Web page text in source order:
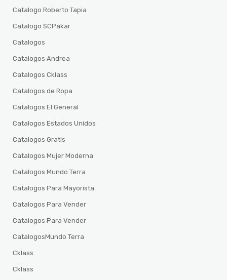
Catalogo Roberto Tapia
Catalogo SCPakar
Catalogos
Catalogos Andrea
Catalogos Cklass
Catalogos de Ropa
Catalogos El General
Catalogos Estados Unidos
Catalogos Gratis
Catalogos Mujer Moderna
Catalogos Mundo Terra
Catalogos Para Mayorista
Catalogos Para Vender
Catalogos Para Vender
CatalogosMundo Terra
Cklass
Cklass